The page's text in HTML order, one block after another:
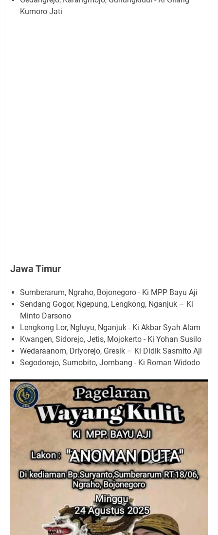
Kumoro Jati
Jawa Timur
Sumberarum, Ngraho, Bojonegoro - Ki MPP Bayu Aji
Sendang Gogor, Ngepung, Lengkong, Nganjuk – Ki
Minto Darsono
Lengkong Lor, Ngluyu, Nganjuk - Ki Akbar Syah Alam
Kwangen, Sidorejo, Jetis, Mojokerto - Ki Yohan Susilo
Wedaraanom, Driyorejo, Gresik – Ki Didik Sasmito Aji
Segodorejo, Sumobito, Jombang - Ki Roman Widodo